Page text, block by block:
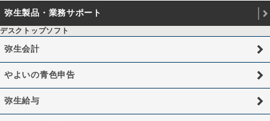
弥生製品・業務サポート
デスクトップソフト
弥生会計
やよいの青色申告
弥生給与